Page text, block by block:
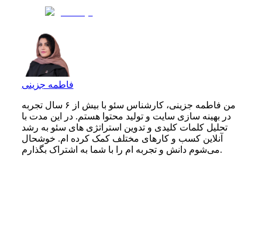
فاطمه جزینی
من فاطمه جزینی، کارشناس سئو با بیش از ۶ سال تجربه
در بهینه‌ سازی سایت و تولید محتوا هستم. در این مدت با
تحلیل کلمات کلیدی و تدوین استراتژی‌ های سئو به رشد
آنلاین کسب‌ و کارهای مختلف کمک کرده‌ ام. خوشحال
می‌شوم دانش و تجربه ام را با شما به اشتراک بگذارم.